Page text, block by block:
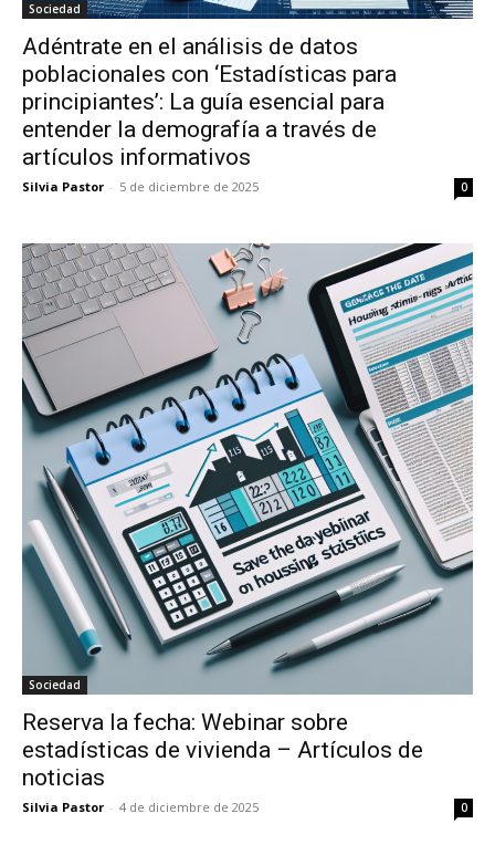
Sociedad
Adéntrate en el análisis de datos
poblacionales con ‘Estadísticas para
principiantes’: La guía esencial para
entender la demografía a través de
artículos informativos
Silvia Pastor - 5 de diciembre de 2025 0
Sociedad
Reserva la fecha: Webinar sobre
estadísticas de vivienda – Artículos de
noticias
Silvia Pastor - 4 de diciembre de 2025 0